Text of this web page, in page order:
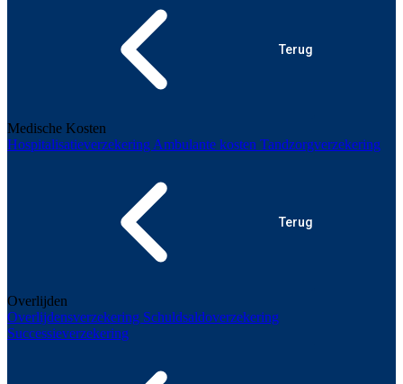
Terug
Medische Kosten
Hospitalisatieverzekering Ambulante kosten Tandzorgverzekering
Terug
Overlijden
Overlijdensverzekering Schuldsaldoverzekering
Successieverzekering